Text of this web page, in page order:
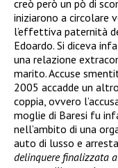
creò però un pò di
iniziarono a circolare
l’effettiva paternità
Edoardo. Si diceva
una relazione
marito. Accuse
2005 accadde un
coppia, ovvero
moglie di Baresi fu
nell’ambito di una
auto di lusso e
delinquere finalizzata